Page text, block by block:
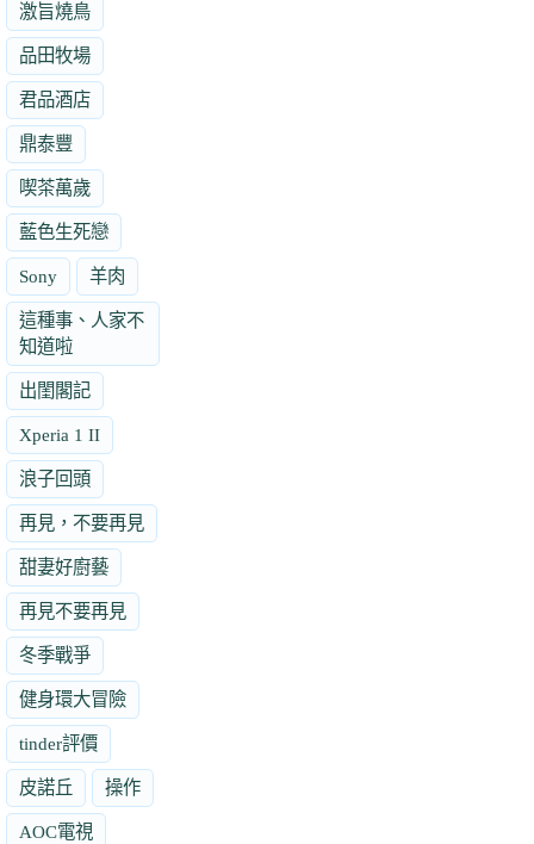
激旨燒鳥
品田牧場
君品酒店
鼎泰豐
喫茶萬歲
藍色生死戀
Sony 羊肉
這種事、人家不
知道啦
出閨閣記
Xperia 1 II
浪子回頭
再見，不要再見
甜妻好廚藝
再見不要再見
冬季戰爭
健身環大冒險
tinder評價
皮諾丘 操作
AOC電視